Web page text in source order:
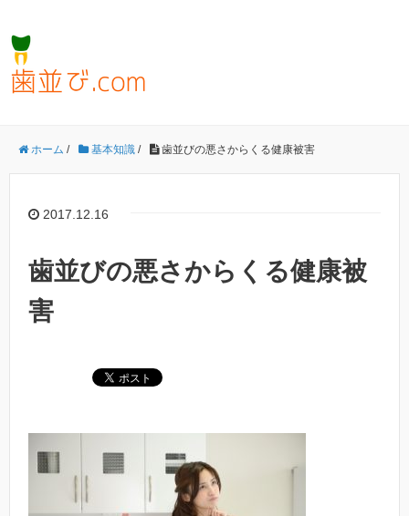
ホーム / 基本知識 / 歯並びの悪さからくる健康被害
2017.12.16
歯並びの悪さからくる健康被
害